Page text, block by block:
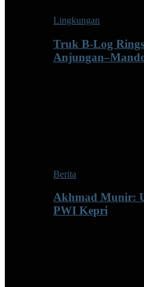
Lingkungan
Truk B-Log
Berita
Akhmad Munir:
PWI Kepri